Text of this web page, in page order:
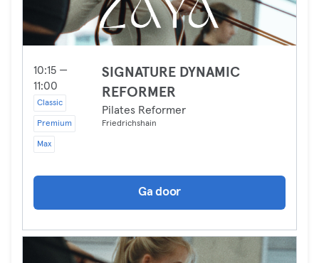
10:15 —
11:00
Classic
Premium
Max
SIGNATURE DYNAMIC
REFORMER
Pilates Reformer
Friedrichshain
Ga door